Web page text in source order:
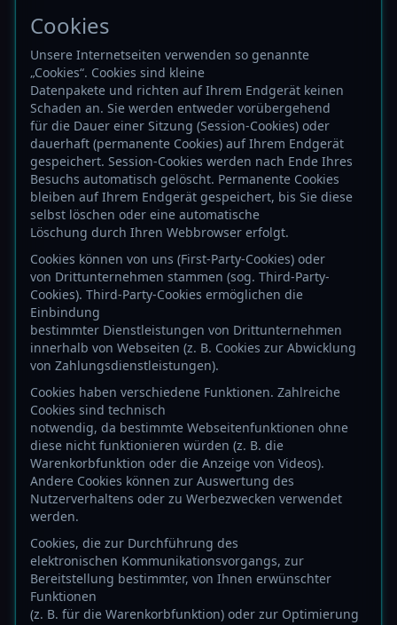
Cookies
Unsere Internetseiten verwenden so genannte
„Cookies“. Cookies sind kleine
Datenpakete und richten auf Ihrem Endgerät keinen
Schaden an. Sie werden entweder vorübergehend
für die Dauer einer Sitzung (Session-Cookies) oder
dauerhaft (permanente Cookies) auf Ihrem Endgerät
gespeichert. Session-Cookies werden nach Ende Ihres
Besuchs automatisch gelöscht. Permanente Cookies
bleiben auf Ihrem Endgerät gespeichert, bis Sie diese
selbst löschen oder eine automatische
Löschung durch Ihren Webbrowser erfolgt.
Cookies können von uns (First-Party-Cookies) oder
von Drittunternehmen stammen (sog. Third-Party-
Cookies). Third-Party-Cookies ermöglichen die
Einbindung
bestimmter Dienstleistungen von Drittunternehmen
innerhalb von Webseiten (z. B. Cookies zur Abwicklung
von Zahlungsdienstleistungen).
Cookies haben verschiedene Funktionen. Zahlreiche
Cookies sind technisch
notwendig, da bestimmte Webseitenfunktionen ohne
diese nicht funktionieren würden (z. B. die
Warenkorbfunktion oder die Anzeige von Videos).
Andere Cookies können zur Auswertung des
Nutzerverhaltens oder zu Werbezwecken verwendet
werden.
Cookies, die zur Durchführung des
elektronischen Kommunikationsvorgangs, zur
Bereitstellung bestimmter, von Ihnen erwünschter
Funktionen
(z. B. für die Warenkorbfunktion) oder zur Optimierung